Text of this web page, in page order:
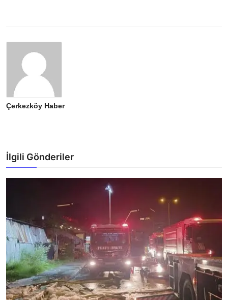
Çerkezköy Haber
İlgili Gönderiler